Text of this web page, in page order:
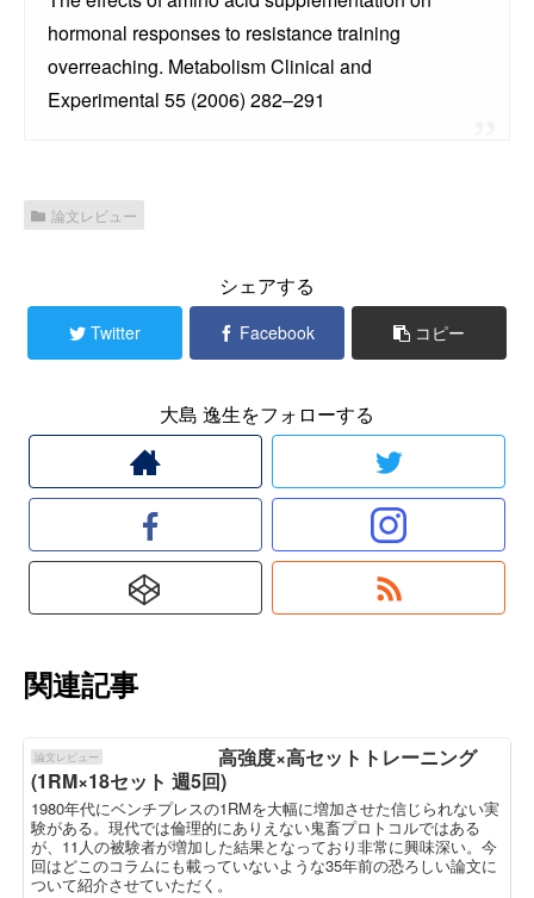
hormonal responses to resistance training
overreaching. Metabolism Clinical and
Experimental 55 (2006) 282–291
論文レビュー
シェアする
Twitter Facebook コピー
大島 逸生をフォローする
関連記事
論文レビュー
高強度×高セットトレーニング
(1RM×18セット 週5回)
1980年代にベンチプレスの1RMを大幅に増加させた信じられない実
験がある。現代では倫理的にありえない鬼畜プロトコルではある
が、11人の被験者が増加した結果となっており非常に興味深い。今
回はどこのコラムにも載っていないような35年前の恐ろしい論文に
ついて紹介させていただく。